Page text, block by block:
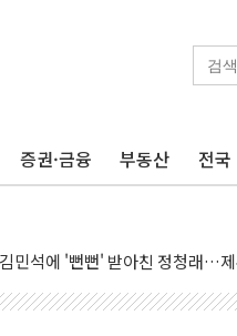
증권·금융 부동산 전국
혼 때문에 손해 보는 일 없게"…'
인근 해상서 모터보트 전복…1명
벌서 해루질 중 실종 60대 나흘
중 어머니 흉기 살해 10대 아들
개편 재검토 지시…與 "적극
해상 풍랑주의보…10일까지 최